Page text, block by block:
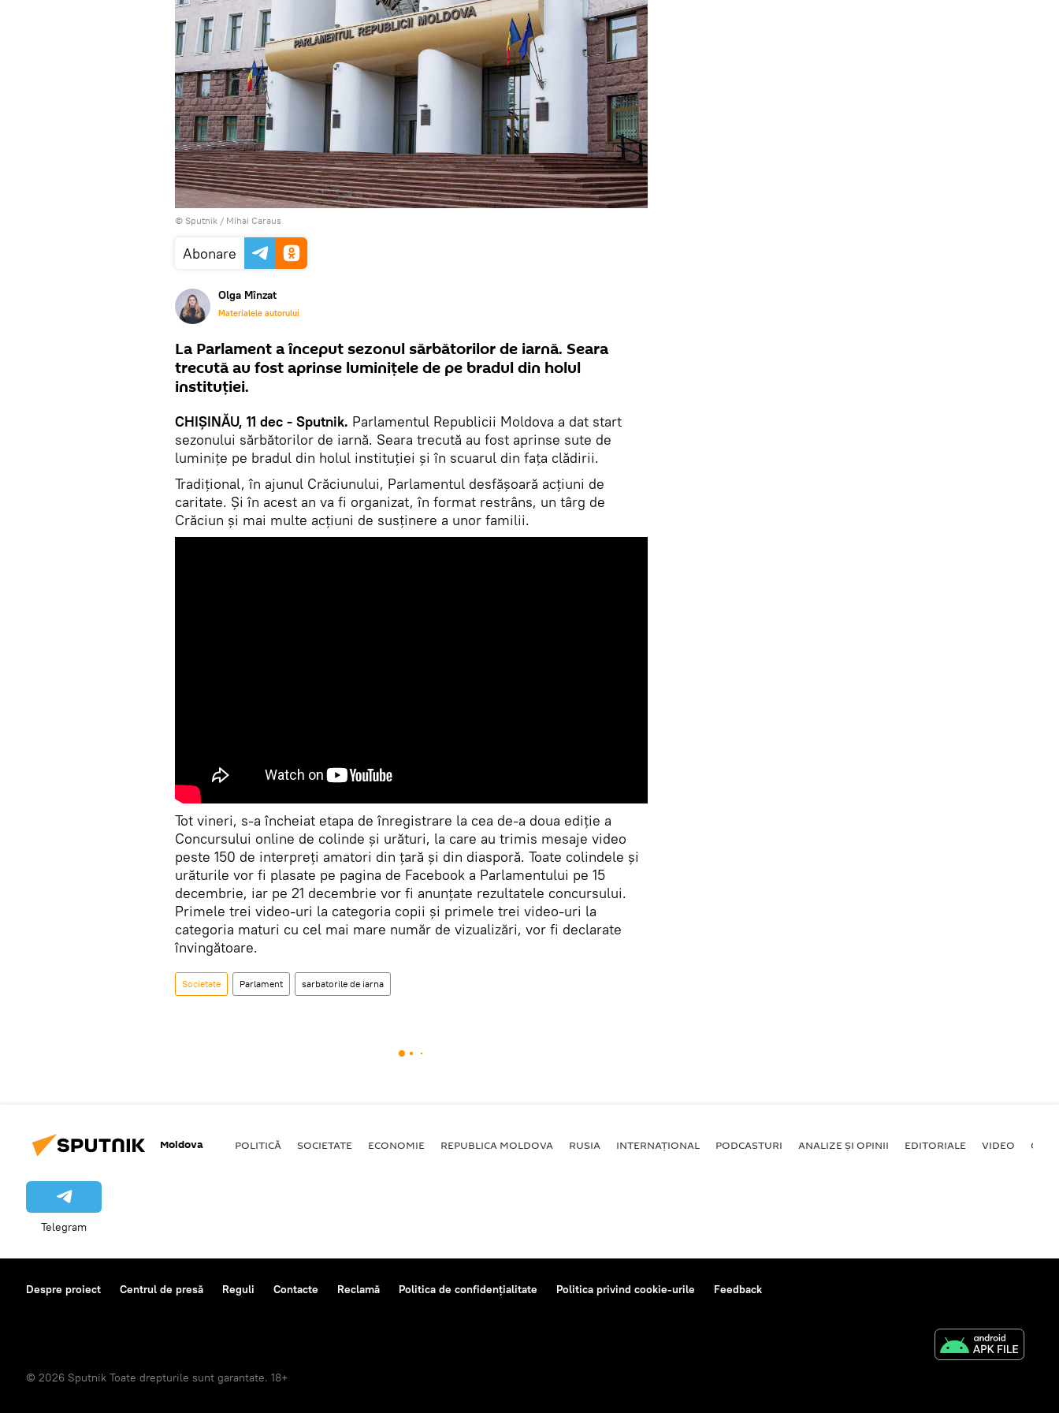
© Sputnik / Mihai Caraus
Abonare
Olga Mînzat
Materialele autorului
La Parlament a început sezonul sărbătorilor de iarnă. Seara
trecută au fost aprinse luminițele de pe bradul din holul
instituției.
CHIȘINĂU, 11 dec - Sputnik. Parlamentul Republicii Moldova a dat start
sezonului sărbătorilor de iarnă. Seara trecută au fost aprinse sute de
luminițe pe bradul din holul instituției și în scuarul din fața clădirii.
Tradițional, în ajunul Crăciunului, Parlamentul desfășoară acțiuni de
caritate. Și în acest an va fi organizat, în format restrâns, un târg de
Crăciun și mai multe acțiuni de susținere a unor familii.
Tot vineri, s-a încheiat etapa de înregistrare la cea de-a doua ediție a
Concursului online de colinde și urături, la care au trimis mesaje video
peste 150 de interpreți amatori din țară și din diasporă. Toate colindele și
urăturile vor fi plasate pe pagina de Facebook a Parlamentului pe 15
decembrie, iar pe 21 decembrie vor fi anunțate rezultatele concursului.
Primele trei video-uri la categoria copii și primele trei video-uri la
categoria maturi cu cel mai mare număr de vizualizări, vor fi declarate
învingătoare.
Societate Parlament sarbatorile de iarna
Moldova POLITICĂ SOCIETATE ECONOMIE REPUBLICA MOLDOVA RUSIA INTERNAȚIONAL PODCASTURI ANALIZE ȘI OPINII EDITORIALE VIDEO
Telegram
Despre proiect Centrul de presă Reguli Contacte Reclamă Politica de confidențialitate Politica privind cookie-urile Feedback
© 2026 Sputnik Toate drepturile sunt garantate. 18+